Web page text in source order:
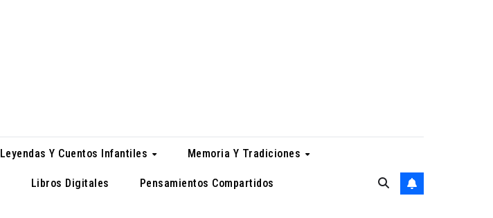
Leyendas Y Cuentos Infantiles Memoria Y Tradiciones
Libros Digitales Pensamientos Compartidos